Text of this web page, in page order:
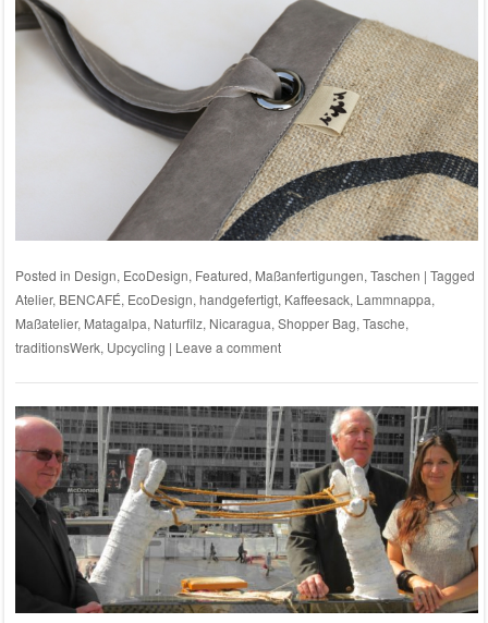
Posted in Design, EcoDesign, Featured, Maßanfertigungen, Taschen | Tagged
Atelier, BENCAFÉ, EcoDesign, handgefertigt, Kaffeesack, Lammnappa,
Maßatelier, Matagalpa, Naturfilz, Nicaragua, Shopper Bag, Tasche,
traditionsWerk, Upcycling | Leave a comment